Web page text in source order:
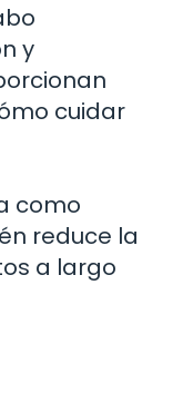
y
cuidar
como
reduce la
a largo